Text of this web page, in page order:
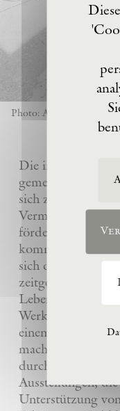
Photo: Anselm Kiefer
Die im Jahre
gemeinnützige
sich zur Aufgabe
Vermächtnis ihres
fördern und sein
kommende
sich dem
zeitgenössischer
Lebenswerks von
Werke und die
einem breiten
macht. Die
durch die
Ausstellungen,
Unterstützung